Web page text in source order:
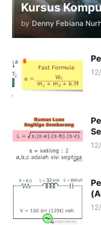
Kursus
by Denny Febiana